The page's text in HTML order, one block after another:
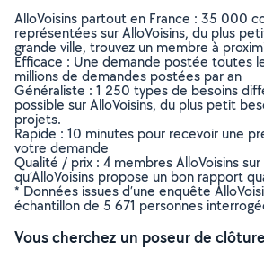
AlloVoisins partout en France : 35 000
représentées sur AlloVoisins, du plus
grande ville, trouvez un membre à
Efficace : Une demande postée toutes
millions de demandes postées par an
Généraliste : 1 250 types de besoins
possible sur AlloVoisins, du plus petit
projets.
Rapide : 10 minutes pour recevoir une
votre demande
Qualité / prix : 4 membres AlloVoisins
qu’AlloVoisins propose un bon rapport
* Données issues d’une enquête
échantillon de 5 671 personnes
Vous cherchez un poseur de